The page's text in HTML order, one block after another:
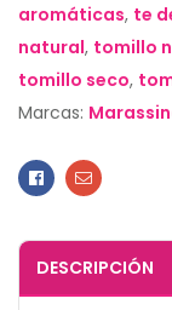
aromáticas, te
natural, tomillo
tomillo seco,
Marcas:
Facebook
Email
DESCRIPCIÓN